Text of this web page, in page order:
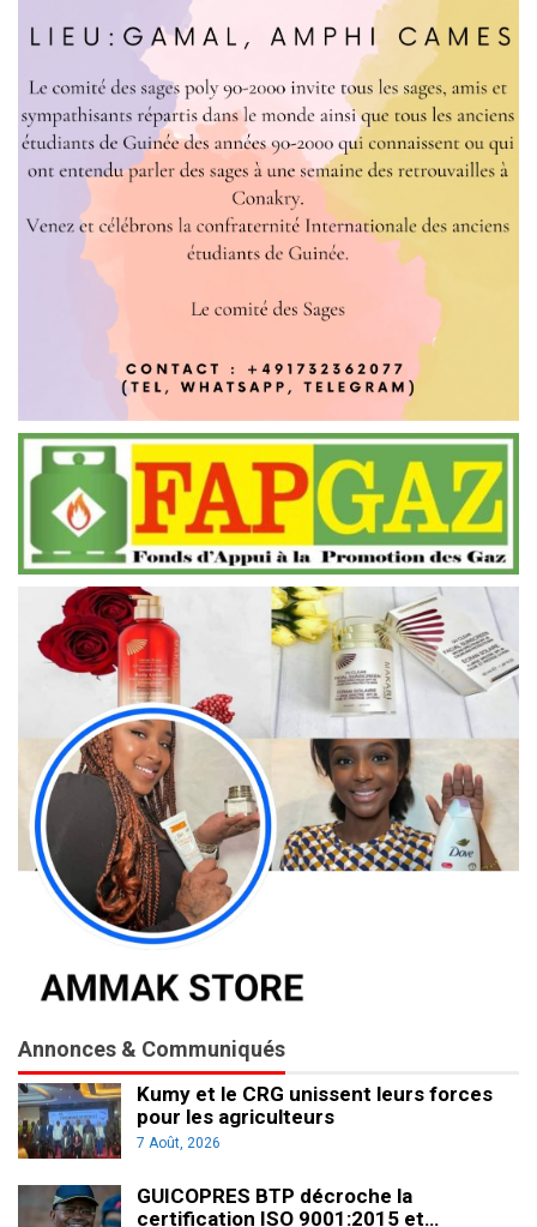
Annonces & Communiqués
Kumy et le CRG unissent leurs forces
pour les agriculteurs
7 Août, 2026
GUICOPRES BTP décroche la
certification ISO 9001:2015 et…